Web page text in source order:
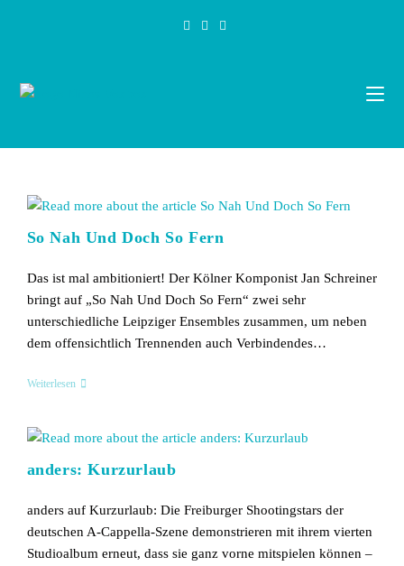
So Nah Und Doch So Fern
Das ist mal ambitioniert! Der Kölner Komponist Jan Schreiner
bringt auf „So Nah Und Doch So Fern“ zwei sehr
unterschiedliche Leipziger Ensembles zusammen, um neben
dem offensichtlich Trennenden auch Verbindendes…
WeiterlesenSo
So
anders: Kurzurlaub
anders auf Kurzurlaub: Die Freiburger Shootingstars der
deutschen A-Cappella-Szene demonstrieren mit ihrem vierten
Studioalbum erneut, dass sie ganz vorne mitspielen können –